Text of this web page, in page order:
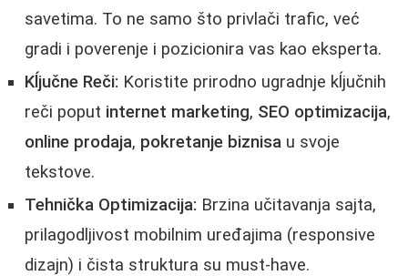
savetima. To ne samo što privlači trafic, već
gradi i poverenje i pozicionira vas kao eksperta.
Kĺjučne Reči: Koristite prirodno ugradnje kĺjučnih
reči poput internet marketing, SEO optimizacija,
online prodaja, pokretanje biznisa u svoje
tekstove.
Tehnička Optimizacija: Brzina učitavanja sajta,
prilagodljivost mobilnim uređajima (responsive
dizajn) i čista struktura su must-have.